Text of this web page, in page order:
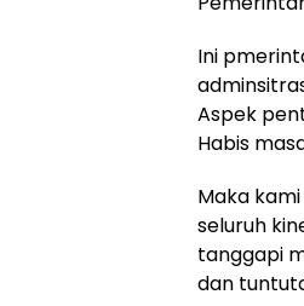
Ini
Aspek
Habis
Maka
seluruh
tanggapi
dan